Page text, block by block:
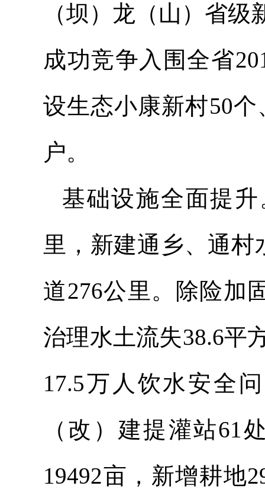
（坝）龙（山）省
成功竞争入围全省
设生态小康新村50
户。
基础设施全面提
里，新建通乡、通村
道276公里。除险加
治理水土流失38.6平
17.5万人饮水安全
（改）建提灌站61
19492亩，新增耕地